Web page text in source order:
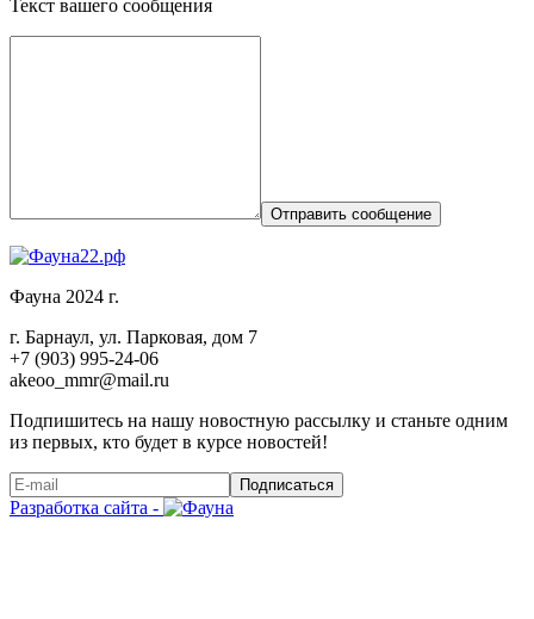
Текст вашего сообщения
Отправить сообщение
Фауна 2024 г.
г. Барнаул, ул. Парковая, дом 7
+7 (903) 995-24-06
akeoo_mmr@mail.ru
Подпишитесь на нашу новостную рассылку и станьте одним
из первых, кто будет в курсе новостей!
Подписаться
Разработка сайта -